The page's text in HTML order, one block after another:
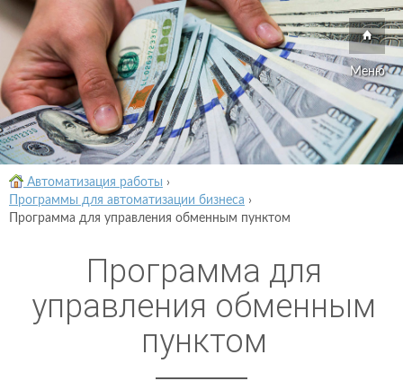
Меню
Автоматизация работы ›
Программы для автоматизации бизнеса ›
Программа для управления обменным пунктом
Программа для
управления обменным
пунктом